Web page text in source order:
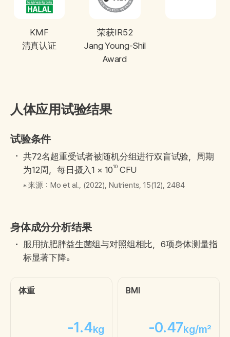
KMF
清真认证
荣获IR52
Jang Young-Shil
Award
人体应用试验结果
试验条件
共72名超重受试者被随机分组进行双盲试验，周期
为12周，每日摄入1 × 1010CFU
来源：Mo et al., (2022), Nutrients, 15(12), 2484
身体成分分析结果
服用抗肥胖益生菌组与对照组相比，6项身体测量指
标显著下降。
体重
-1.4kg
BMI
-0.47kg/m²